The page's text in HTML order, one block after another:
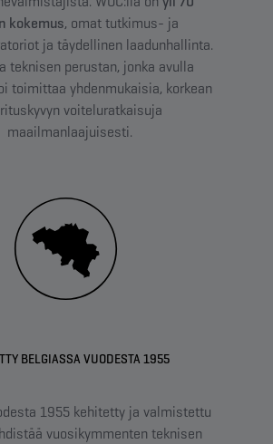
kokemus, omat tutkimus- ja
ja täydellinen laadunhallinta.
teknisen perustan, jonka avulla
toimittaa yhdenmukaisia, korkean
voiteluratkaisuja
maailmanlaajuisesti.
BELGIASSA VUODESTA 1955
1955 kehitetty ja valmistettu
vuosikymmenten teknisen